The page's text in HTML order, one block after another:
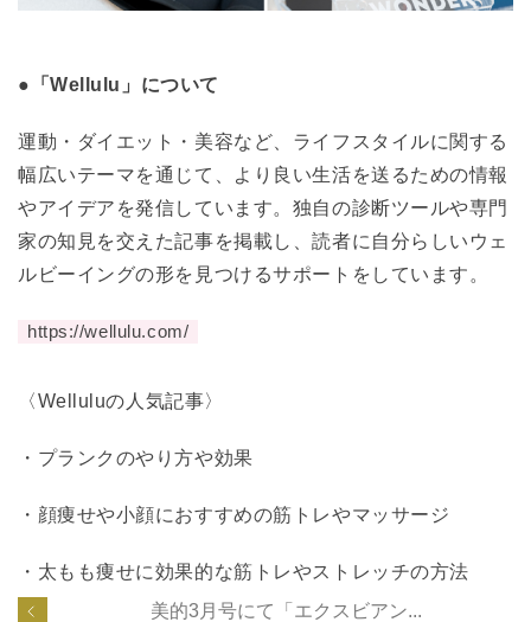
●「Wellulu」について
運動・ダイエット・美容など、ライフスタイルに関する
幅広いテーマを通じて、より良い生活を送るための情報
やアイデアを発信しています。独自の診断ツールや専門
家の知見を交えた記事を掲載し、読者に自分らしいウェ
ルビーイングの形を見つけるサポートをしています。
https://wellulu.com/
〈Welluluの人気記事〉
・ プランクのやり方や効果
・ 顔痩せや小顔におすすめの筋トレやマッサージ
・ 太もも痩せに効果的な筋トレやストレッチの方法
美的3月号にて「エクスビアン...